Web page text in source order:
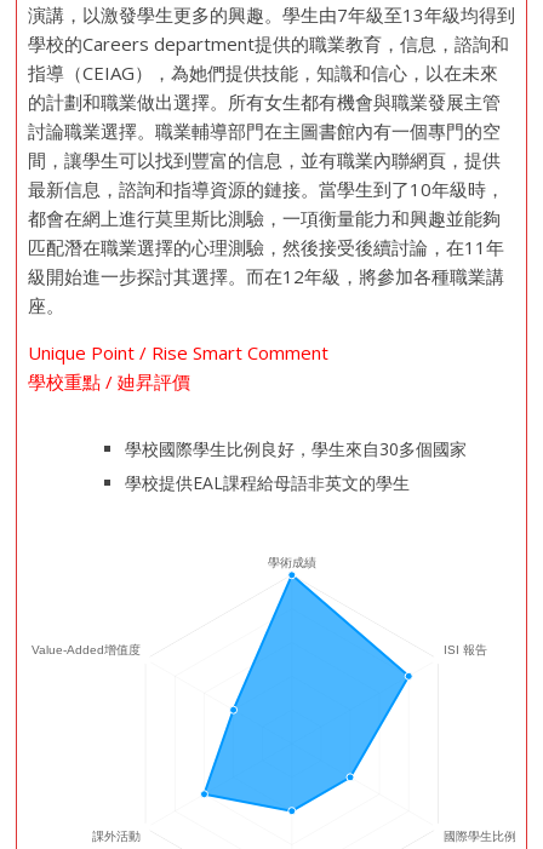
演講，以激發學生更多的興趣。學生由7年級至13年級均得到
學校的Careers department提供的職業教育，信息，諮詢和
指導（CEIAG），為她們提供技能，知識和信心，以在未來
的計劃和職業做出選擇。所有女生都有機會與職業發展主管
討論職業選擇。職業輔導部門在主圖書館內有一個專門的空
間，讓學生可以找到豐富的信息，並有職業內聯網頁，提供
最新信息，諮詢和指導資源的鏈接。當學生到了10年級時，
都會在網上進行莫里斯比測驗，一項衡量能力和興趣並能夠
匹配潛在職業選擇的心理測驗，然後接受後續討論，在11年
級開始進一步探討其選擇。而在12年級，將參加各種職業講
座。
Unique Point / Rise Smart Comment
學校重點 / 廸昇評價
學校國際學生比例良好，學生來自30多個國家
學校提供EAL課程給母語非英文的學生